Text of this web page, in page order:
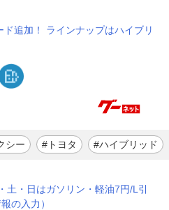
追加！ ラインナップはハイブリ
シー #トヨタ #ハイブリッド
土・日はガソリン・軽油7円/L引
の入力）